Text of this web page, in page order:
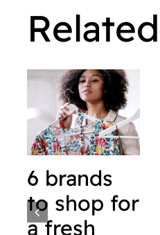
6 brands
to shop for
a fresh